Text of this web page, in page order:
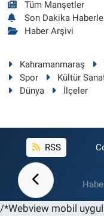
Tüm Manşetler
Son Dakika
Haber Arşivi
Kahramanmaraş
Spor
Kültür
Dünya
İlçeler
RSS
/*Webview mobil